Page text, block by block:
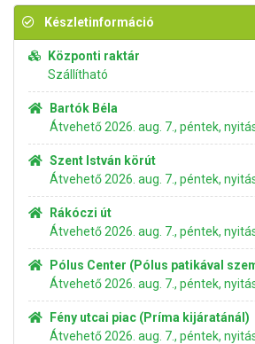
Készletinformáció
Központi raktár
Szállítható
Bartók Béla
Átvehető 2026. aug. 7., péntek,
Szent István körút
Átvehető 2026. aug. 7., péntek,
Rákóczi út
Átvehető 2026. aug. 7., péntek,
Pólus Center (Pólus patikával
Átvehető 2026. aug. 7., péntek,
Fény utcai piac (Príma kijáratánál)
Átvehető 2026. aug. 7., péntek,